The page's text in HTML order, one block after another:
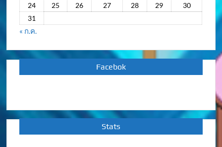
24
25 26 27 28 29
30
31
« ก.ค.
Facebok
Stats